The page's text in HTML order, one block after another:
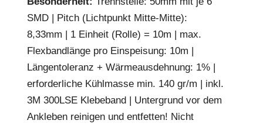
SMD | Pitch (Lichtpunkt Mitte-Mitte):
8,33mm | 1 Einheit (Rolle) = 10m | max.
Flexbandlänge pro Einspeisung: 10m |
Längentoleranz + Wärmeausdehnung: 1% |
erforderliche Kühlmasse min. 140 gr/m | inkl.
3M 300LSE Klebeband | Untergrund vor dem
Ankleben reinigen und entfetten! Nicht